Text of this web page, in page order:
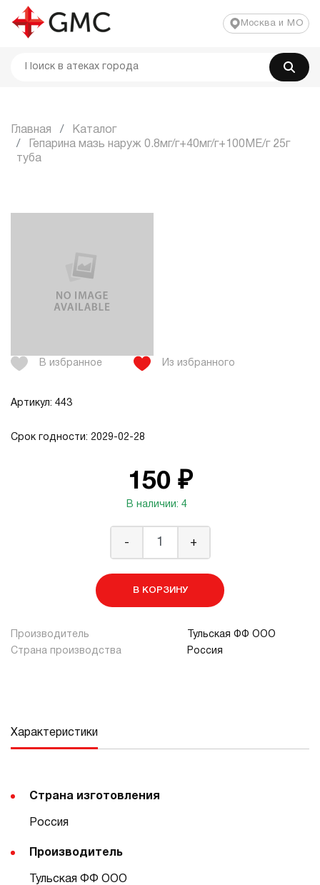
Москва и МО
Главная
Каталог
Гепарина мазь наруж 0.8мг/г+40мг/г+100МЕ/г 25г
туба
В избранное Из избранного
Артикул: 443
Срок годности: 2029-02-28
150 ₽
В наличии: 4
- +
В КОРЗИНУ
Производитель
Тульская ФФ ООО
Страна производства
Россия
Характеристики
Страна изготовления
Россия
Производитель
Тульская ФФ ООО